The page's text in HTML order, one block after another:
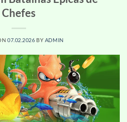
Chefes
07.02.2026 BY ADMIN